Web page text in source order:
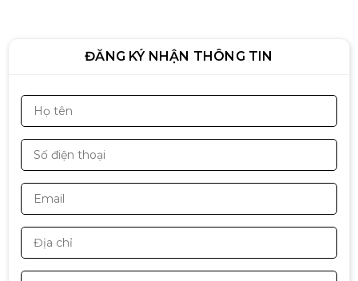
ĐĂNG KÝ NHẬN THÔNG TIN
Bàn Chữ Y Gaming Trắng/ Đen/
Hồng
-21%